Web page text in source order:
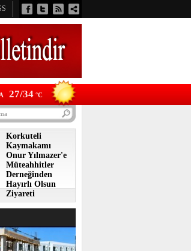
27/34 °C
Korkuteli
Kaymakamı
Onur Yılmazer'e
Müteahhitler
Derneğinden
Hayırlı Olsun
Ziyareti